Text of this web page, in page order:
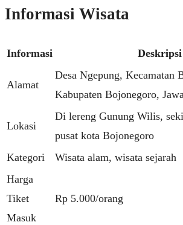
Informasi Wisata
Informasi Deskripsi
Alamat
Desa Ngepung, Kecamatan
Kabupaten Bojonegoro,
Lokasi
Di lereng Gunung Wilis,
pusat kota Bojonegoro
Kategori
Wisata alam, wisata sejarah
Harga
Tiket
Masuk
Rp 5.000/orang